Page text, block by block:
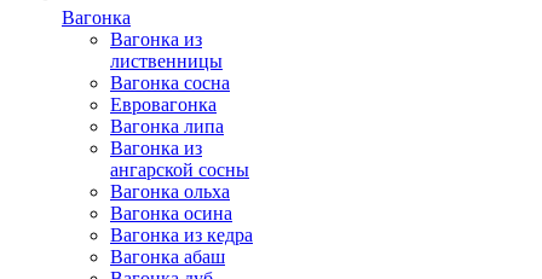
Вагонка
Вагонка из
лиственницы
Вагонка сосна
Евровагонка
Вагонка липа
Вагонка из
ангарской сосны
Вагонка ольха
Вагонка осина
Вагонка из кедра
Вагонка абаш